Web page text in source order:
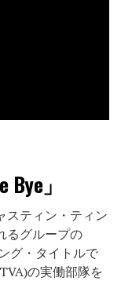
」
スティン・ティン
るグループの
グ・タイトルで
の実働部隊を